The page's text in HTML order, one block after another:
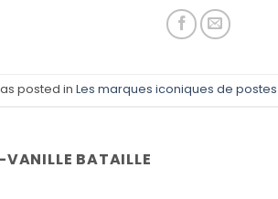
posted inLes marques iconiques de
BATAILLE